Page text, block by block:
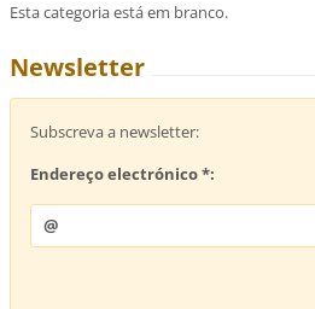
Esta categoria está em branco.
Newsletter
Subscreva a newsletter:
Endereço electrónico *: